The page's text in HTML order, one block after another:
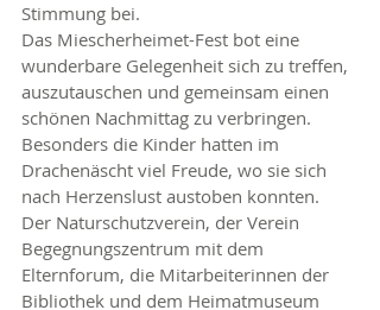
Stimmung bei.
Das Miescherheimet-Fest bot eine
wunderbare Gelegenheit sich zu treffen,
auszutauschen und gemeinsam einen
schönen Nachmittag zu verbringen.
Besonders die Kinder hatten im
Drachenäscht viel Freude, wo sie sich
nach Herzenslust austoben konnten.
Der Naturschutzverein, der Verein
Begegnungszentrum mit dem
Elternforum, die Mitarbeiterinnen der
Bibliothek und dem Heimatmuseum